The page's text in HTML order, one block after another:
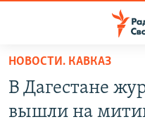
упрощенного
доступа
ПОДКАСТЫ
НОВОСТИ. КАВКАЗ
В Дагестане
вышли на